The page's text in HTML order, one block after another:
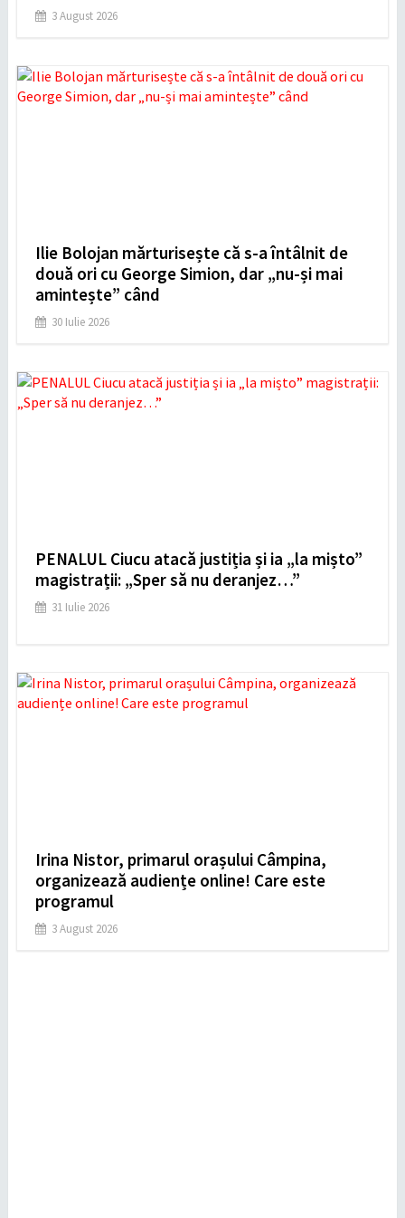
3 August 2026
Ilie Bolojan mărturisește că s-a întâlnit de
două ori cu George Simion, dar „nu-și mai
amintește” când
30 Iulie 2026
PENALUL Ciucu atacă justiția și ia „la mișto”
magistrații: „Sper să nu deranjez…”
31 Iulie 2026
Irina Nistor, primarul orașului Câmpina,
organizează audiențe online! Care este
programul
3 August 2026